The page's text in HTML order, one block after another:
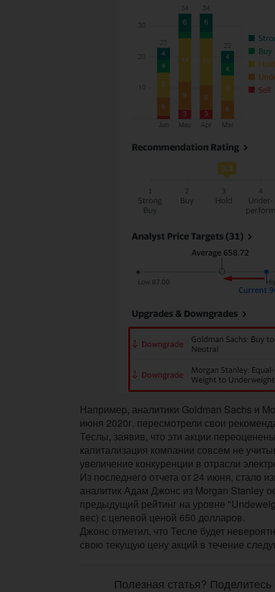
Например, аналитики Goldman Sachs и
июня 2020г. пересмотрели свои
Теслы, заявив, что эти акции
капитализация компании совсем не
увеличение конкуренции в отрасли
Из последнего отчета от 24 июня, стало
аналитик Адам Джонс из Morgan Stanley
предыдущий рейтинг на уровне
вес) с целевой ценой 650 долларов.
Джонс отметил, что Тесле будет
свою текущую цену акций в течение
Полезная статья?